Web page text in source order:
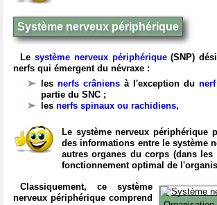
Système nerveux périphérique
Le système nerveux périphérique(SNP)
nerfs qui émergent du névraxe :
les nerfs crâniens à l'exception du
partie du SNC ;
les nerfs spinaux ou rachidiens,
Le système nerveux périphérique
des informations entre le système
autres organes du corps (dans
fonctionnement optimal de
Classiquement, ce système
nerveux périphérique comprend